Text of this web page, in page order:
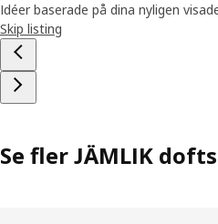
Idéer baserade på dina nyligen
Skip listing
Se fler JÄMLIK